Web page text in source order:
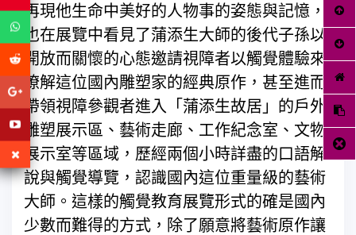
再現他生命中美好的人物事的姿態與記憶，
也在展覽中看見了蒲添生大師的後代子孫以
開放而關懷的心態邀請視障者以觸覺體驗來
瞭解這位國內雕塑家的經典原作，甚至進而
帶領視障參觀者進入「蒲添生故居」的戶外
雕塑展示區、藝術走廊、工作紀念室、文物
展示室等區域，歷經兩個小時詳盡的口語解
說與觸覺導覽，認識國內這位重量級的藝術
大師。這樣的觸覺教育展覽形式的確是國內
少數而難得的方式，除了願意將藝術原作讓